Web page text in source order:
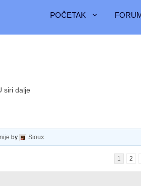
POČETAK
siri dalje
by Sioux
1 2